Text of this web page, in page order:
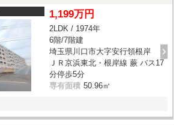
1,199万円
2LDK / 1974年
6階/7階建
埼玉県川口市大字安行領根岸
ＪＲ京浜東北・根岸線 蕨 バス17
分停歩5分
専有面積 50.96㎡